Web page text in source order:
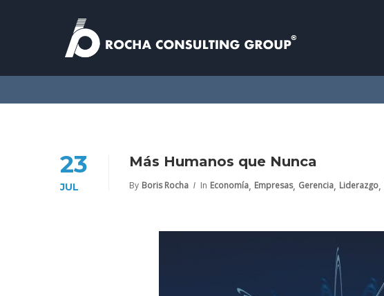
23
JUL
Más Humanos que Nunca
By Boris Rocha In Economía, Empresas, Gerencia, Liderazgo,